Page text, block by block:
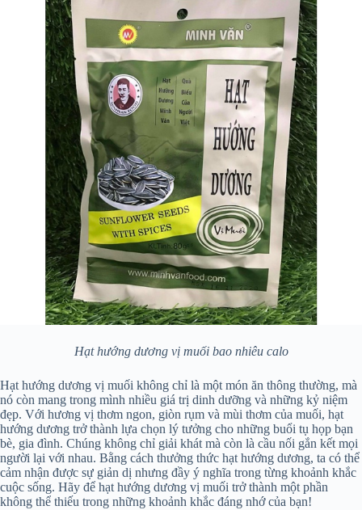
Hạt hướng dương vị muối bao nhiêu calo
Hạt hướng dương vị muối không chỉ là một món ăn thông thường, mà
nó còn mang trong mình nhiều giá trị dinh dưỡng và những kỷ niệm
đẹp. Với hương vị thơm ngon, giòn rụm và mùi thơm của muối, hạt
hướng dương trở thành lựa chọn lý tưởng cho những buổi tụ họp bạn
bè, gia đình. Chúng không chỉ giải khát mà còn là cầu nối gắn kết mọi
người lại với nhau. Bằng cách thưởng thức hạt hướng dương, ta có thể
cảm nhận được sự giản dị nhưng đầy ý nghĩa trong từng khoảnh khắc
cuộc sống. Hãy để hạt hướng dương vị muối trở thành một phần
không thể thiếu trong những khoảnh khắc đáng nhớ của bạn!